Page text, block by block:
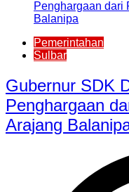
Pemerintahan
Sulbar
Gubernur SDK
Penghargaan
Arajang